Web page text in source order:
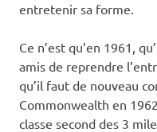
entretenir sa forme.
Ce n’est qu’en 1961,
amis de reprendre
qu’il faut de nouveau
Commonwealth en
classe second des 3